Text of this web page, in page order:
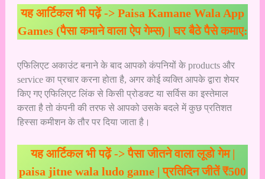
यह आर्टिकल भी पढ़ें -> Paisa Kamane Wala App
Games (पैसा कमाने वाला ऐप गेम्स) | घर बैठे पैसे कमाए:
एफिलिएट अकाउंट बनाने के बाद आपको कंपनियों के products और
service का प्रचार करना होता है, अगर कोई व्यक्ति आपके द्वारा शेयर
किए गए एफिलिएट लिंक से किसी प्रोडक्ट या सर्विस का इस्तेमाल
करता है तो कंपनी की तरफ से आपको उसके बदले में कुछ प्रतिशत
हिस्सा कमीशन के तौर पर दिया जाता है।
यह आर्टिकल भी पढ़ें ->पैसा जीतने वाला लूडो गेम |
paisa jitne wala ludo game | प्रतिदिन जीतें ₹500